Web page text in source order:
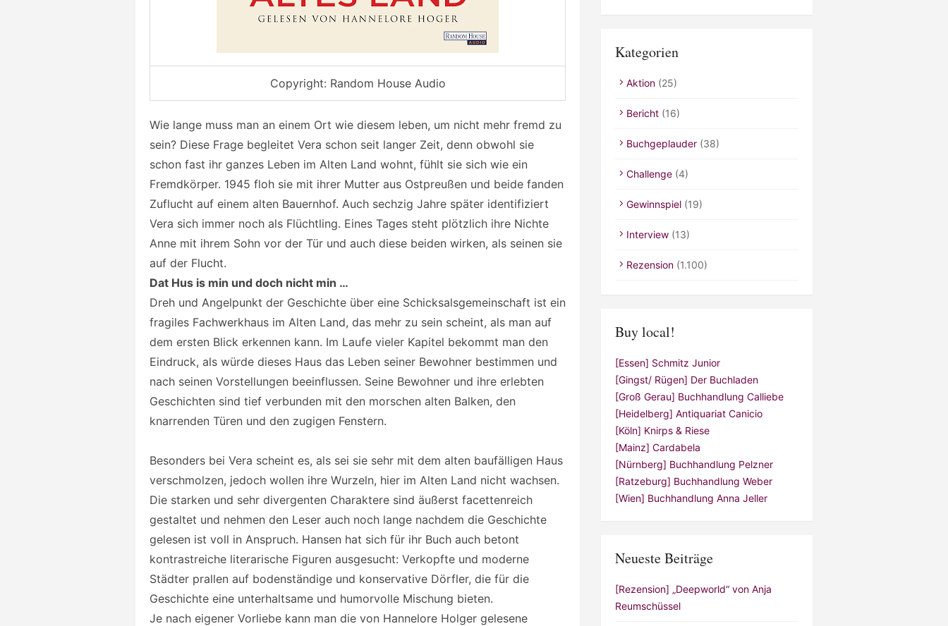
Copyright: Random House Audio
Wie lange muss man an einem Ort wie diesem leben, um nicht mehr fremd zu
sein? Diese Frage begleitet Vera schon seit langer Zeit, denn obwohl sie
schon fast ihr ganzes Leben im Alten Land wohnt, fühlt sie sich wie ein
Fremdkörper. 1945 floh sie mit ihrer Mutter aus Ostpreußen und beide fanden
Zuflucht auf einem alten Bauernhof. Auch sechzig Jahre später identifiziert
Vera sich immer noch als Flüchtling. Eines Tages steht plötzlich ihre Nichte
Anne mit ihrem Sohn vor der Tür und auch diese beiden wirken, als seinen sie
auf der Flucht.
Dat Hus is min und doch nicht min …
Dreh und Angelpunkt der Geschichte über eine Schicksalsgemeinschaft ist ein
fragiles Fachwerkhaus im Alten Land, das mehr zu sein scheint, als man auf
dem ersten Blick erkennen kann. Im Laufe vieler Kapitel bekommt man den
Eindruck, als würde dieses Haus das Leben seiner Bewohner bestimmen und
nach seinen Vorstellungen beeinflussen. Seine Bewohner und ihre erlebten
Geschichten sind tief verbunden mit den morschen alten Balken, den
knarrenden Türen und den zugigen Fenstern.
Besonders bei Vera scheint es, als sei sie sehr mit dem alten baufälligen Haus
verschmolzen, jedoch wollen ihre Wurzeln, hier im Alten Land nicht wachsen.
Die starken und sehr divergenten Charaktere sind äußerst facettenreich
gestaltet und nehmen den Leser auch noch lange nachdem die Geschichte
gelesen ist voll in Anspruch. Hansen hat sich für ihr Buch auch betont
kontrastreiche literarische Figuren ausgesucht: Verkopfte und moderne
Städter prallen auf bodenständige und konservative Dörfler, die für die
Geschichte eine unterhaltsame und humorvolle Mischung bieten.
Je nach eigener Vorliebe kann man die von Hannelore Holger gelesene
Kategorien
Aktion (25)
Bericht (16)
Buchgeplauder (38)
Challenge (4)
Gewinnspiel (19)
Interview (13)
Rezension (1.100)
Buy local!
[Essen] Schmitz Junior
[Gingst/ Rügen] Der Buchladen
[Groß Gerau] Buchhandlung Calliebe
[Heidelberg] Antiquariat Canicio
[Köln] Knirps & Riese
[Mainz] Cardabela
[Nürnberg] Buchhandlung Pelzner
[Ratzeburg] Buchhandlung Weber
[Wien] Buchhandlung Anna Jeller
Neueste Beiträge
[Rezension] „Deepworld“ von Anja
Reumschüssel